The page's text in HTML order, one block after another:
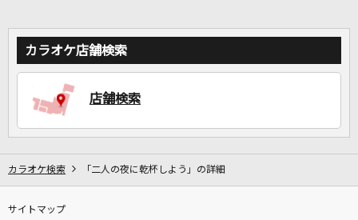
カラオケ店舗検索
店舗検索
カラオケ検索 「二人の夜に乾杯しよう」の詳細
サイトマップ